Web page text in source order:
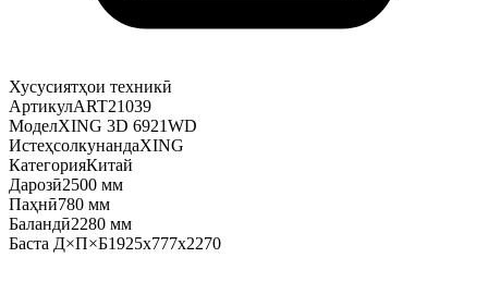
Хусусиятҳои техникӣ
АртикулART21039
МоделXING 3D 6921WD
ИстеҳсолкунандаXING
КатегорияКитай
Дарозӣ2500 мм
Паҳнӣ780 мм
Баландӣ2280 мм
Баста Д×П×Б1925x777x2270